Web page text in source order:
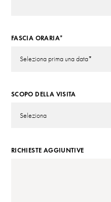
FASCIA ORARIA*
SCOPO DELLA VISITA
RICHIESTE AGGIUNTIVE